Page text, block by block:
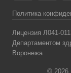
Политика
Лицензия Л041-
Департаментом
Воронежа
© 2026